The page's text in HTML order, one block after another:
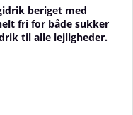
beriget med
fri for både sukker
til alle lejligheder.